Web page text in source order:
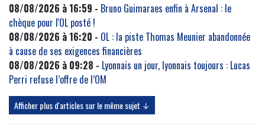
08/08/2026 à 16:59 - Bruno Guimaraes enfin à Arsenal : le
chèque pour l'OL posté !
08/08/2026 à 16:20 - OL : la piste Thomas Meunier abandonnée
à cause de ses exigences financières
08/08/2026 à 09:28 - Lyonnais un jour, lyonnais toujours : Lucas
Perri refuse l’offre de l’OM
Afficher plus d'articles sur le même sujet ↓